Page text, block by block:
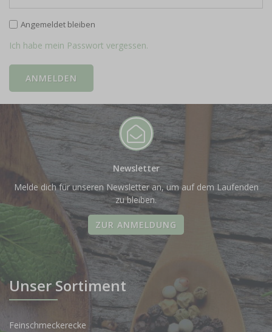
Angemeldet bleiben
Ich habe mein Passwort vergessen.
Newsletter
Melde dich für unseren Newsletter an, um auf dem Laufenden
zu bleiben.
ZUR ANMELDUNG
Unser Sortiment
Feinschmeckerecke